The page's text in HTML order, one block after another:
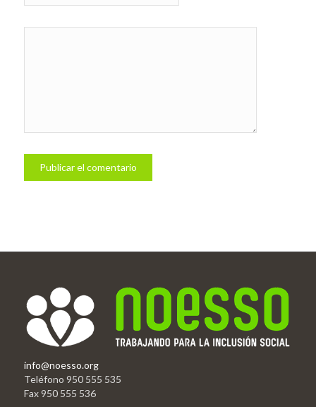
info@noesso.org
Teléfono 950 555 535
Fax 950 555 536